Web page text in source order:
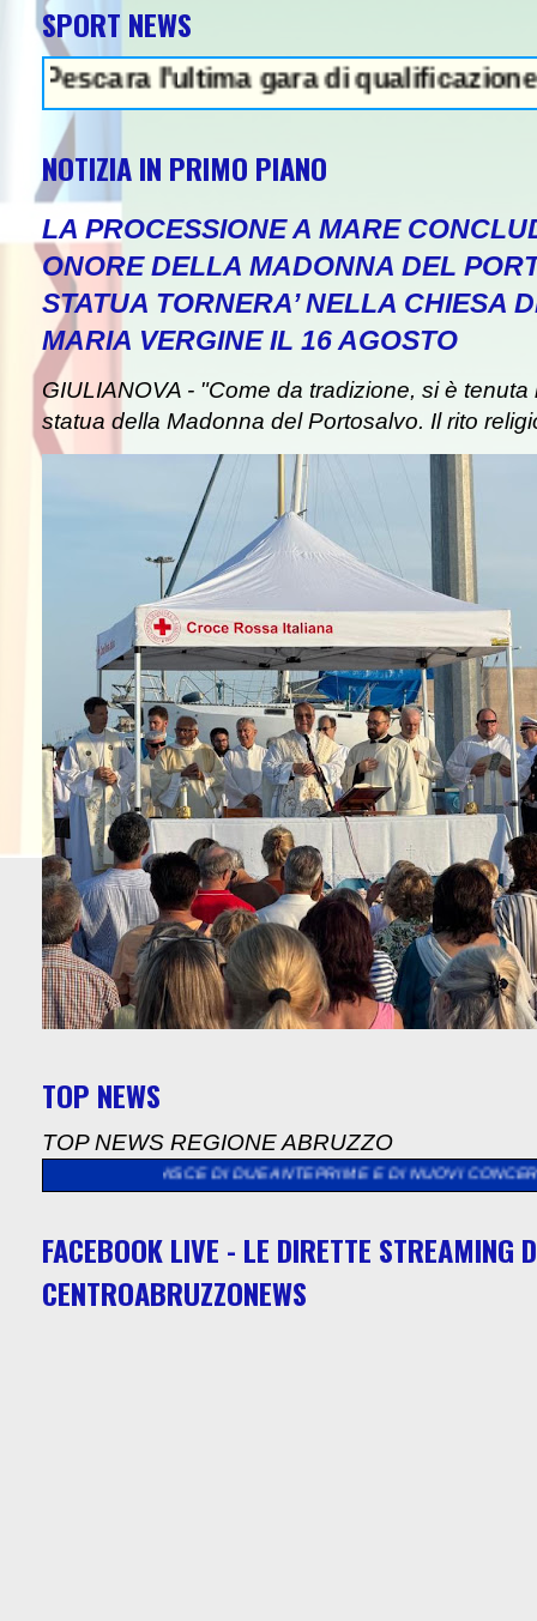
SPORT NEWS
l'ultima gara di qualificazione a Euro
NOTIZIA IN PRIMO PIANO
LA PROCESSIONE A MARE
ONORE DELLA MADONNA DEL
STATUA TORNERA’ NELLA CHIESA
MARIA VERGINE IL 16 AGOSTO
GIULIANOVA - "Come da tradizione, si è
statua della Madonna del Portosalvo. Il rito
TOP NEWS
TOP NEWS REGIONE ABRUZZO
DI DUE ANTEPRIME E DI NUOVI CONCERTI GRATUITI NEL
FACEBOOK LIVE - LE DIRETTE STREAMING
CENTROABRUZZONEWS
IN EVIDENZA - Attentato a